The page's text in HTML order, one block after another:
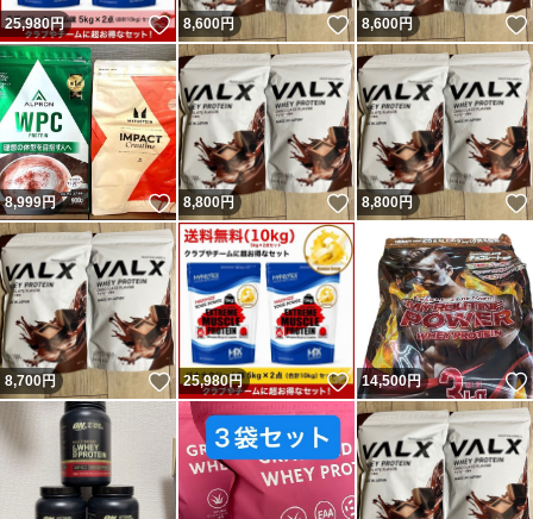
25,980円 いいね！
8,600円 いいね！
8,600円
8,999円 いいね！
8,800円 いいね！
8,800円
8,700円 いいね！
25,980円 いいね！
14,500円